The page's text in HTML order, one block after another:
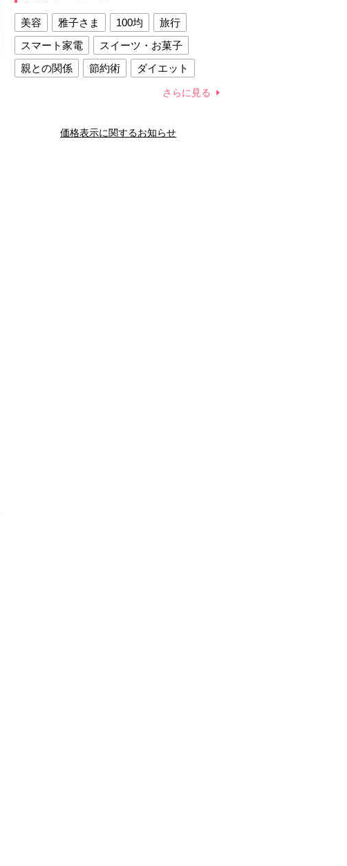
美容 雅子さま 100均
旅行
スマート家電
スイーツ・お菓子
親との関係
節約術
ダイエット
夫との関係
新津春子 どか食い
さらに見る
価格表示に関するお知らせ